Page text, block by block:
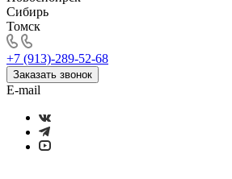
Сибирь
Томск
+7 (913)-289-52-68
Заказать звонок
E-mail